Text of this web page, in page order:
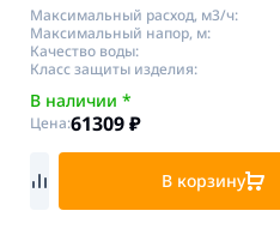
Максимальный расход, м3/ч:
Максимальный напор, м:
Качество воды:
Класс защиты изделия:
В наличии *
Цена:61309₽
В корзину